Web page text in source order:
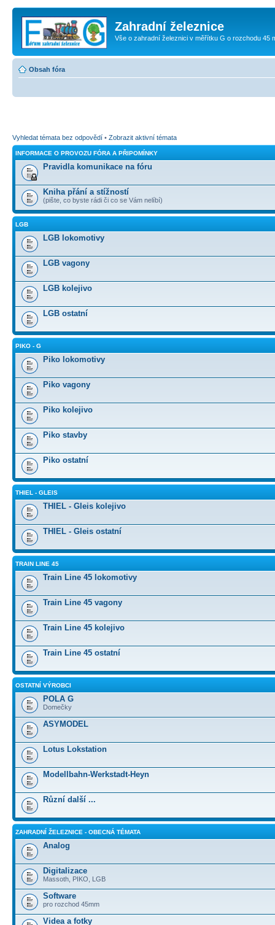
Zahradní železnice
Vše o zahradní železnici v měřítku G o rozchodu 45
Obsah fóra
Vyhledat témata bez odpovědí • Zobrazit aktivní témata
INFORMACE O PROVOZU FÓRA A PŘIPOMÍNKY
Pravidla komunikace na fóru
Kniha přání a stížností
(pište, co byste rádi či co se Vám nelíbí)
LGB
LGB lokomotivy
LGB vagony
LGB kolejivo
LGB ostatní
PIKO - G
Piko lokomotivy
Piko vagony
Piko kolejivo
Piko stavby
Piko ostatní
THIEL - GLEIS
THIEL - Gleis kolejivo
THIEL - Gleis ostatní
TRAIN LINE 45
Train Line 45 lokomotivy
Train Line 45 vagony
Train Line 45 kolejivo
Train Line 45 ostatní
OSTATNÍ VÝROBCI
POLA G
Domečky
ASYMODEL
Lotus Lokstation
Modellbahn-Werkstadt-Heyn
Různí další ...
ZAHRADNÍ ŽELEZNICE - OBECNÁ TÉMATA
Analog
Digitalizace
Massoth, PIKO, LGB
Software
pro rozchod 45mm
Videa a fotky